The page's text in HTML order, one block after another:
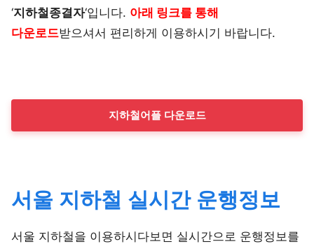
‘지하철종결자‘입니다. 아래 링크를 통해
다운로드받으셔서 편리하게 이용하시기 바랍니다.
지하철어플 다운로드
서울 지하철 실시간 운행정보
서울 지하철을 이용하시다보면 실시간으로 운행정보를